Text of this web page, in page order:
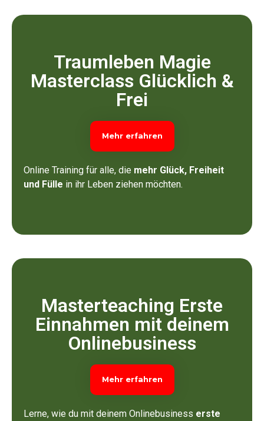
Traumleben Magie
Masterclass Glücklich &
Frei
Mehr erfahren
Online Training für alle, die mehr Glück, Freiheit
und Fülle in ihr Leben ziehen möchten.
Masterteaching Erste
Einnahmen mit deinem
Onlinebusiness
Mehr erfahren
Lerne, wie du mit deinem Onlinebusiness erste